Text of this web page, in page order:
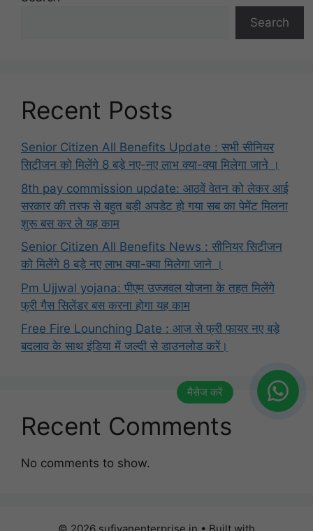
Search
Recent Posts
Senior Citizen All Benefits Update : सभी सीनियर
सिटीजन को मिलेंगे 8 बड़े नए-नए लाभ क्या-क्या मिलेगा जाने ।
8th pay commission update: आठवें वेतन को लेकर आई
सरकार की तरफ से बहुत बड़ी अपडेट हो गया सब का पेमेंट मिलना
शुरू बस कर ले यह काम
Senior Citizen All Benefits News : सीनियर सिटीजन
को मिलेंगे 8 बड़े नए लाभ क्या-क्या मिलेगा जाने ।
Pm Ujjwal yojana: पीएम उज्जवल योजना के तहत मिलेंगे
फ्री गैस सिलेंडर बस करना होगा यह काम
Free Fire Lounching Date : आज से फ्री फायर नए बड़े
बदलाव के साथ इंडिया में जल्दी से डाउनलोड करें।
Recent Comments
No comments to show.